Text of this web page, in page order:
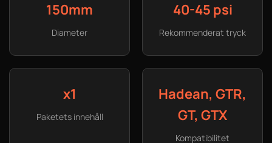
150mm
Diameter
40-45 psi
Rekommenderat tryck
x1
Paketets innehåll
Hadean, GTR,
GT, GTX
Kompatibilitet